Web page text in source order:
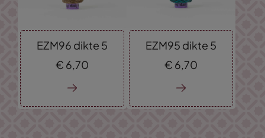
EZM96 dikte 5
€ 6, 70
EZM95 dikte 5
€ 6, 70